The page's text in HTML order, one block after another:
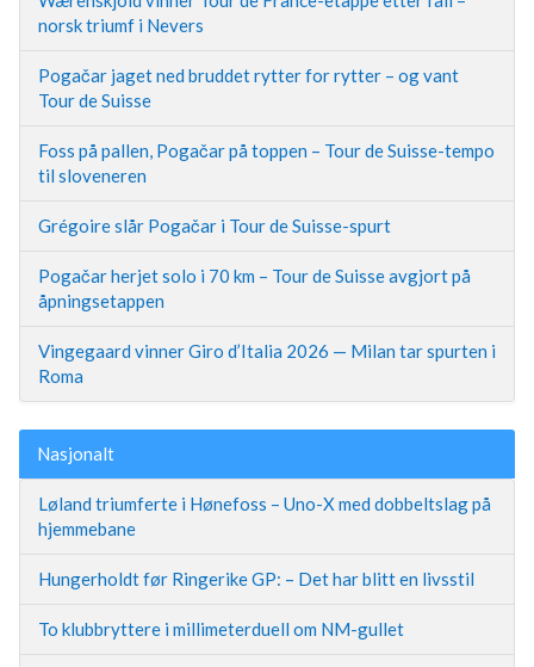
norsk triumf i Nevers
Pogačar jaget ned bruddet rytter for rytter – og vant
Tour de Suisse
Foss på pallen, Pogačar på toppen – Tour de Suisse-tempo
til sloveneren
Grégoire slår Pogačar i Tour de Suisse-spurt
Pogačar herjet solo i 70 km – Tour de Suisse avgjort på
åpningsetappen
Vingegaard vinner Giro d’Italia 2026 — Milan tar spurten i
Roma
Nasjonalt
Løland triumferte i Hønefoss – Uno-X med dobbeltslag på
hjemmebane
Hungerholdt før Ringerike GP: – Det har blitt en livsstil
To klubbryttere i millimeterduell om NM-gullet